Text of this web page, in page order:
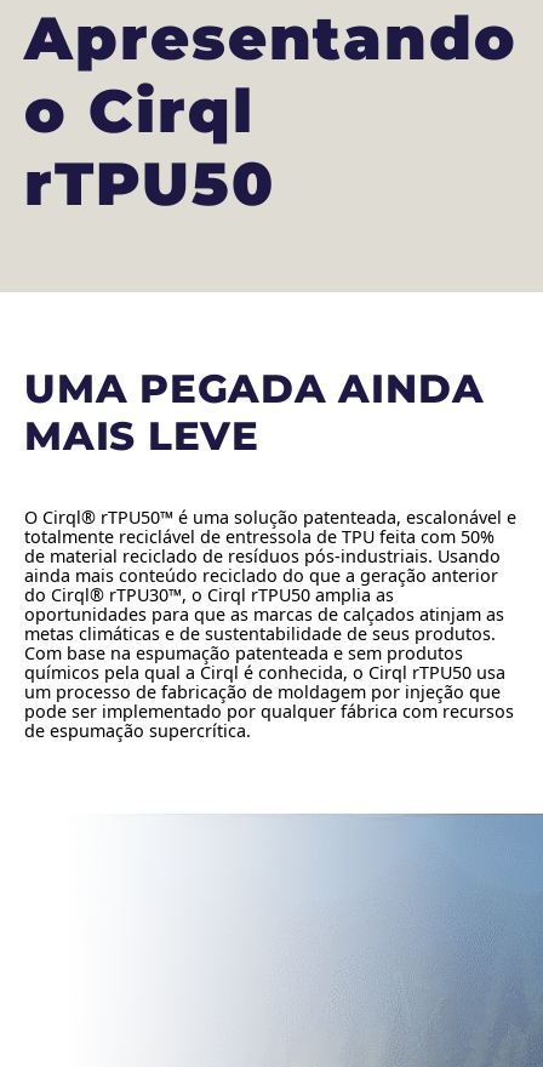
Apresentando
o Cirql
rTPU50
UMA PEGADA AINDA
MAIS LEVE
O Cirql® rTPU50™ é uma solução patenteada, escalonável e
totalmente reciclável de entressola de TPU feita com 50%
de material reciclado de resíduos pós-industriais. Usando
ainda mais conteúdo reciclado do que a geração anterior
do Cirql® rTPU30™, o Cirql rTPU50 amplia as
oportunidades para que as marcas de calçados atinjam as
metas climáticas e de sustentabilidade de seus produtos.
Com base na espumação patenteada e sem produtos
químicos pela qual a Cirql é conhecida, o Cirql rTPU50 usa
um processo de fabricação de moldagem por injeção que
pode ser implementado por qualquer fábrica com recursos
de espumação supercrítica.